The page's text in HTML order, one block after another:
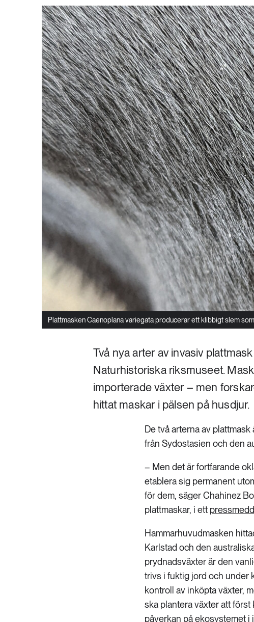
Plattmasken Caenoplana variegata producerar ett klibbigt slem
Två nya arter av invasiv
Naturhistoriska riksmuseet.
importerade växter – men
hittat maskar i pälsen på husdjur.
De två arterna av
från Sydostasien och den
– Men det är fortfarande
etablera sig permanent
för dem, säger Chahinez
plattmaskar, i ett
Hammarhuvudmasken
Karlstad och den
prydnadsväxter är den
trivs i fuktig jord och under
kontroll av inköpta växter,
ska plantera växter att
påverkan på ekosystemet i